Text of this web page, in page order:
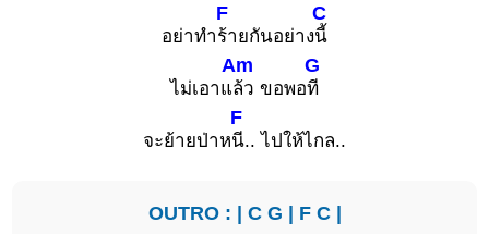
อย่าทำ
F
ร้ายกันอย่าง
C
นี้
ไม่เอาแ
Am
ล้ว ขอพอ
G
ที
จะย้ายป่าห
F
นี.. ไปให้ไกล..
OUTRO : | C G | F C|